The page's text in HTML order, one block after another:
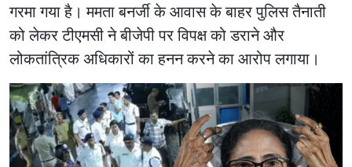
गरमा गया है। ममता बनर्जी के आवास के बाहर पुलिस तैनाती
को लेकर टीएमसी ने बीजेपी पर विपक्ष को डराने और
लोकतांत्रिक अधिकारों का हनन करने का आरोप लगाया।